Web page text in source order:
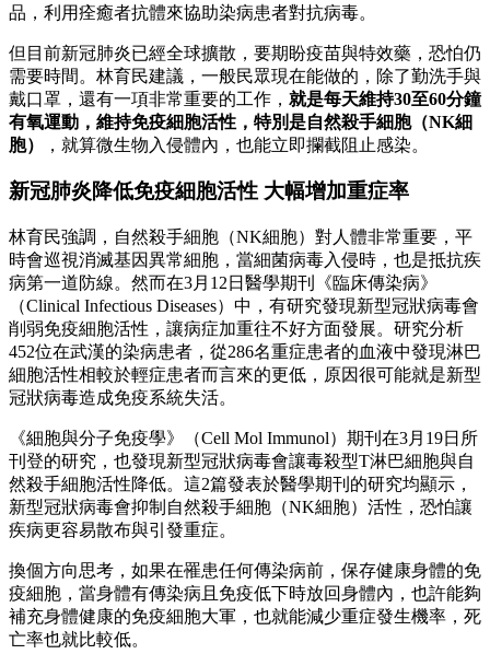
品，利用痊癒者抗體來協助染病患者對抗病毒。
但目前新冠肺炎已經全球擴散，要期盼疫苗與特效藥，恐怕仍
需要時間。林育民建議，一般民眾現在能做的，除了勤洗手與
戴口罩，還有一項非常重要的工作， 就是每天維持30至60分鐘
有氧運動，維持免疫細胞活性，特別是自然殺手細胞（NK細
胞）
，就算微生物入侵體內，也能立即攔截阻止感染。
新冠肺炎降低免疫細胞活性 大幅增加重症率
林育民強調，自然殺手細胞（NK細胞）對人體非常重要，平
時會巡視消滅基因異常細胞，當細菌病毒入侵時，也是抵抗疾
病第一道防線。然而在3月12日醫學期刊《臨床傳染病》
（Clinical Infectious Diseases）中，有研究發現新型冠狀病毒會
削弱免疫細胞活性，讓病症加重往不好方面發展。研究分析
452位在武漢的染病患者，從286名重症患者的血液中發現淋巴
細胞活性相較於輕症患者而言來的更低，原因很可能就是新型
冠狀病毒造成免疫系統失活。
《細胞與分子免疫學》（Cell Mol Immunol）期刊在3月19日所
刊登的研究，也發現新型冠狀病毒會讓毒殺型T淋巴細胞與自
然殺手細胞活性降低。這2篇發表於醫學期刊的研究均顯示，
新型冠狀病毒會抑制自然殺手細胞（NK細胞）活性，恐怕讓
疾病更容易散布與引發重症。
換個方向思考，如果在罹患任何傳染病前，保存健康身體的免
疫細胞，當身體有傳染病且免疫低下時放回身體內，也許能夠
補充身體健康的免疫細胞大軍，也就能減少重症發生機率，死
亡率也就比較低。